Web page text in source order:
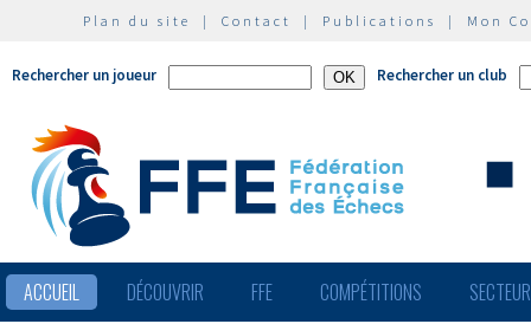
Plan du site | Contact | Publications | Mon
Rechercher un joueur Rechercher un club
ACCUEIL DÉCOUVRIR FFE COMPÉTITIONS